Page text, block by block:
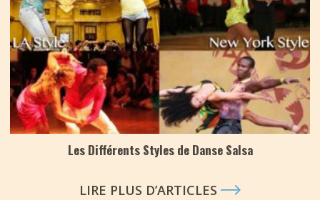
Les Différents Styles de Danse Salsa
LIRE PLUS D’ARTICLES